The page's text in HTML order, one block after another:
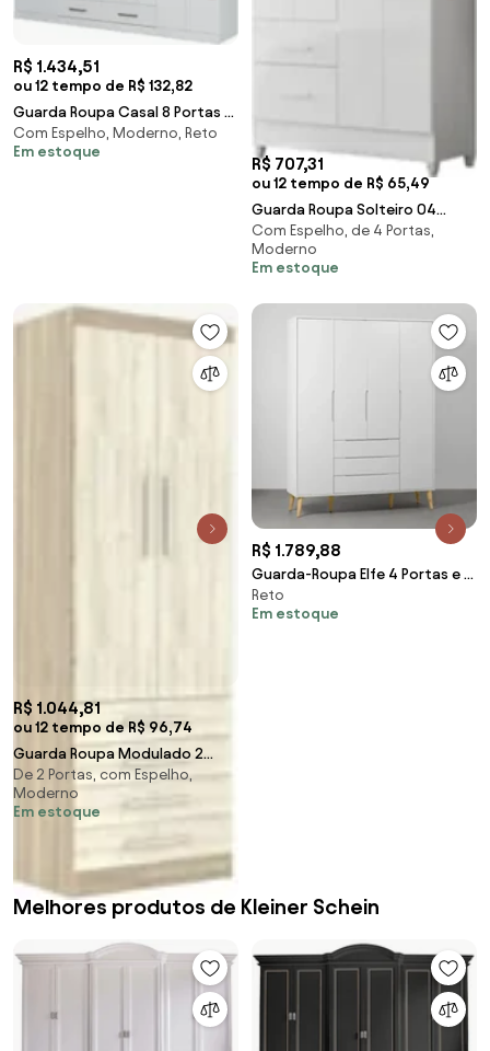
R$ 1.434,51
ou 12 tempo de R$ 132,82
Guarda Roupa Casal 8 Portas 4
Gavetas Nápoles Branco -
Santos Andirá
Com Espelho, Moderno, Reto
Em estoque
R$ 707,31
ou 12 tempo de R$ 65,49
Guarda Roupa Solteiro 04
Portas Madri
Branco/Rosa/Azul/Lilás - Moval
Com Espelho, de 4 Portas,
Moderno
Em estoque
R$ 1.044,81
ou 12 tempo de R$ 96,74
Guarda Roupa Modulado 2
Portas 4 Gavetas 191 Master
Avelã Rústico/Árti
De 2 Portas, com Espelho,
Moderno
Em estoque
R$ 1.789,88
Guarda-Roupa Elfe 4 Portas e 3
Gavetas com Pés Retrô Natural
– Branco Fosco
Reto
Em estoque
Melhores produtos de Kleiner Schein